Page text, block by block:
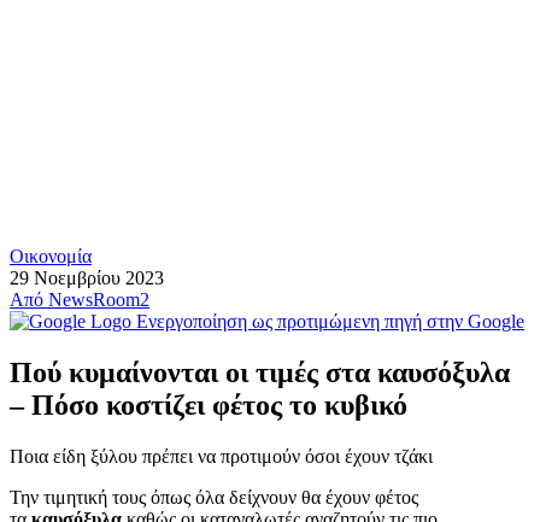
Οικονομία
29 Νοεμβρίου 2023
Από NewsRoom2
Ενεργοποίηση ως προτιμώμενη πηγή στην Google
Πού κυμαίνονται οι τιμές στα καυσόξυλα
– Πόσο κοστίζει φέτος το κυβικό
Ποια είδη ξύλου πρέπει να προτιμούν όσοι έχουν τζάκι
Την τιμητική τους όπως όλα δείχνουν θα έχουν φέτος